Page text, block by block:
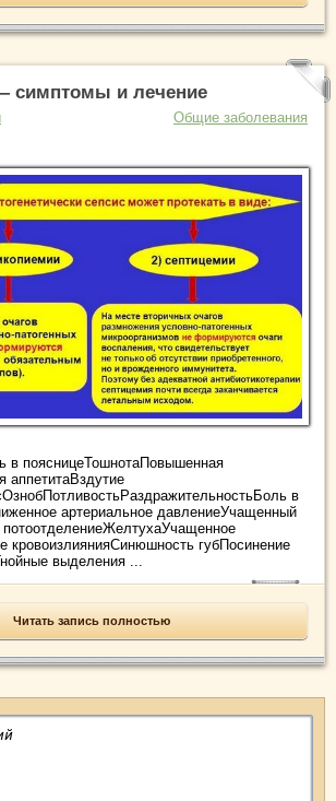
симптомы и лечение
Общие заболевания
в поясницеТошнотаПовышенная
аппетитаВздутие
в
артериальное давлениеУчащенный
кровоизлиянияСинюшность губПосинение
выделения ...
Читать запись полностью